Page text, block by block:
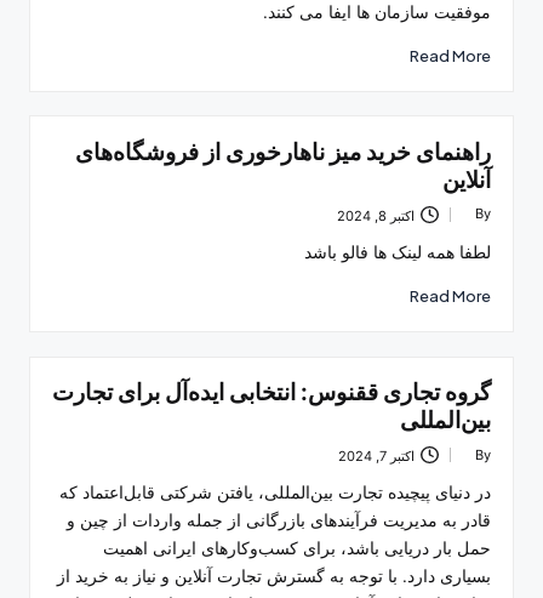
موفقیت سازمان ها ایفا می کنند.
Read More
راهنمای خرید میز ناهارخوری از فروشگاه‌های
آنلاین
Posted
By اکتبر 8, 2024
لطفا همه لینک ها فالو باشد
Read More
گروه تجاری ققنوس: انتخابی ایده‌آل برای تجارت
بین‌المللی
Posted
By اکتبر 7, 2024
در دنیای پیچیده تجارت بین‌المللی، یافتن شرکتی قابل‌اعتماد که
قادر به مدیریت فرآیندهای بازرگانی از جمله واردات از چین و
حمل بار دریایی باشد، برای کسب‌وکارهای ایرانی اهمیت
بسیاری دارد. با توجه به گسترش تجارت آنلاین و نیاز به خرید از